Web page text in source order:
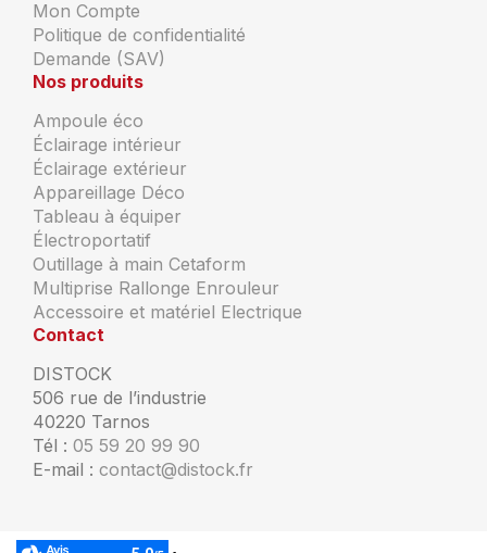
Mon Compte
Politique de confidentialité
Demande (SAV)
Nos produits
Ampoule éco
Éclairage intérieur
Éclairage extérieur
Appareillage Déco
Tableau à équiper
Électroportatif
Outillage à main Cetaform
Multiprise Rallonge Enrouleur
Accessoire et matériel Electrique
Contact
DISTOCK
506 rue de l’industrie
40220 Tarnos
Tél : 05 59 20 99 90
E-mail : contact@distock.fr